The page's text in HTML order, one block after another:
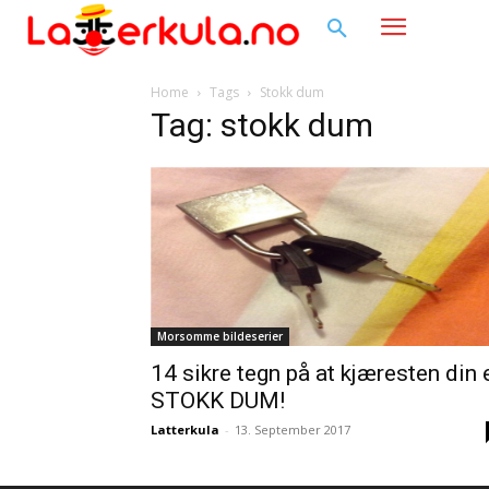
Home Tags Stokk dum
Tag: stokk dum
Morsomme bildeserier
14 sikre tegn på at kjæresten din
STOKK DUM!
Latterkula - 13. September 2017